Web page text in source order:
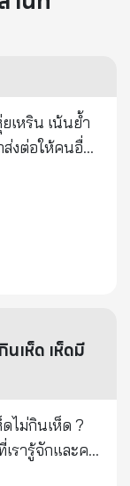
เหริน เน้นย้ำ
ส่งต่อให้คนอื่น
าคุณจะช่วยทำ
" ดื่มทุกวัน จะ
าใหม่ในการ
ถึงจะมีไลโค
นเห็ด เห็ดมี